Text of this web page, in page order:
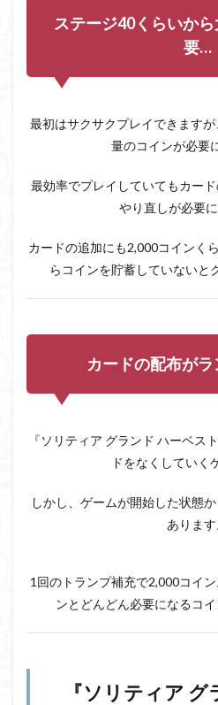
ステージ40くらいか
要…
最初はサクサクプレイできます
量のコインが必要
最効率でプレイしていてもカード
やり直しが必要
カードの追加にも2,000コインく
らコインを貯蓄していないと
カードの配布が
『ソリティア グランド ハーベス
ドをなくしていく
しかし、ゲームが開始した状態
あります
1回のトランプ補充で2,000コイ
ンとどんどん必要になるコイ
『ソリティア